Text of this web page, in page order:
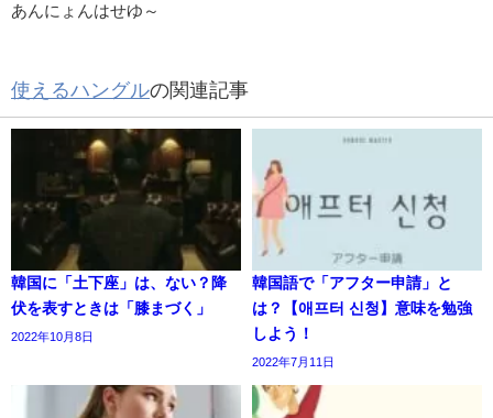
あんにょんはせゆ～
使えるハングルの関連記事
韓国に「土下座」は、ない？降
伏を表すときは「膝まづく」
2022年10月8日
韓国語で「アフター申請」と
は？【애프터 신청】意味を勉強
しよう！
2022年7月11日